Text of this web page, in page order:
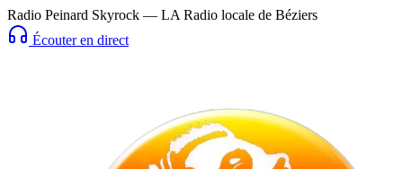
Radio Peinard Skyrock — LA Radio locale de Béziers
Écouter en direct